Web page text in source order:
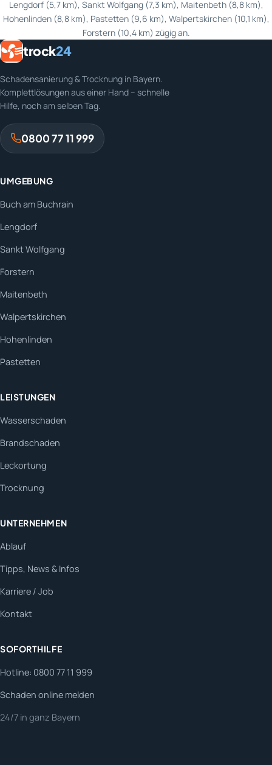
Lengdorf (5,7 km), Sankt Wolfgang (7,3 km), Maitenbeth (8,8 km),
Hohenlinden (8,8 km), Pastetten (9,6 km), Walpertskirchen (10,1 km),
Forstern (10,4 km) zügig an.
trock24
Schadensanierung & Trocknung in Bayern.
Komplettlösungen aus einer Hand – schnelle
Hilfe, noch am selben Tag.
0800 77 11 999
UMGEBUNG
Buch am Buchrain
Lengdorf
Sankt Wolfgang
Forstern
Maitenbeth
Walpertskirchen
Hohenlinden
Pastetten
LEISTUNGEN
Wasserschaden
Brandschaden
Leckortung
Trocknung
UNTERNEHMEN
Ablauf
Tipps, News & Infos
Karriere / Job
Kontakt
SOFORTHILFE
Hotline: 0800 77 11 999
Schaden online melden
24/7 in ganz Bayern